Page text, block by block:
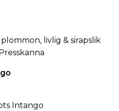
livlig & sirapslik
Intango